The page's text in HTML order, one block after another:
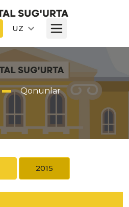
UZ
Qonunlar
2015